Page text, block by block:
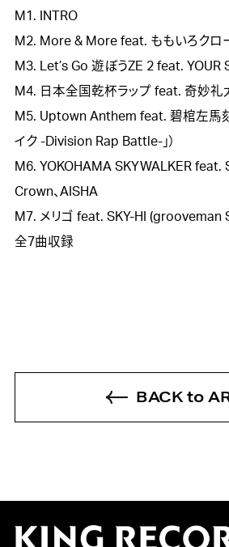
M1. INTRO
M2. More & More feat. ももいろクロ
M3. Let’s Go 遊ぼうZE 2 feat. YOUR
M4. 日本全国乾杯ラップ feat. 奇妙礼
M5. Uptown Anthem feat. 碧棺左馬刻
イク -Division Rap Battle-」）
M6. YOKOHAMA SKYWALKER
Crown、AISHA
M7. メリゴ feat. SKY-HI (grooveman
全7曲収録
BACK to